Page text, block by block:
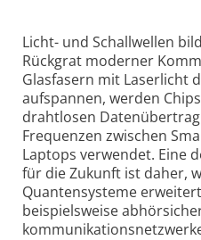
Licht- und Schallwellen
Rückgrat moderner
Glasfasern mit Laserlicht
aufspannen, werden
drahtlosen
Frequenzen zwischen
Laptops verwendet. Eine
für die Zukunft ist daher,
Quanten­systeme
beispiels­weise